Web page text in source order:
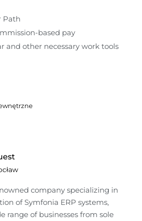
Path
based pay
and other necessary work tools
company specializing in
of Symfonia ERP systems,
range of businesses from sole